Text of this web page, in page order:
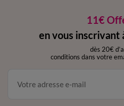
11€
en vous inscrivant
dès 20€
conditions dans votre